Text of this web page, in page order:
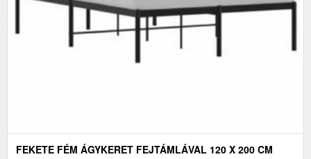
FEKETE FÉM ÁGYKERET FEJTÁMLÁVAL 120 X 200 CM